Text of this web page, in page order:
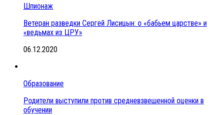
Шпионаж
Ветеран разведки Сергей Лисицын: о «бабьем царстве» и
«ведьмах из ЦРУ»
06.12.2020
Образование
Родители выступили против средневзвешенной оценки в
обучении